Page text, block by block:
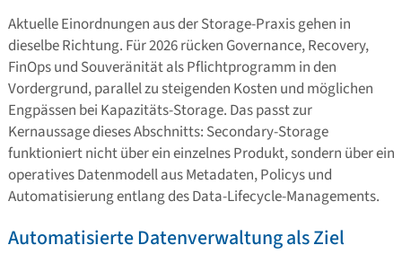
Aktuelle Einordnungen aus der Storage-Praxis gehen in
dieselbe Richtung. Für 2026 rücken Governance, Recovery,
FinOps und Souveränität als Pflichtprogramm in den
Vordergrund, parallel zu steigenden Kosten und möglichen
Engpässen bei Kapazitäts-Storage. Das passt zur
Kernaussage dieses Abschnitts: Secondary-Storage
funktioniert nicht über ein einzelnes Produkt, sondern über ein
operatives Datenmodell aus Metadaten, Policys und
Automatisierung entlang des Data-Lifecycle-Managements.
Automatisierte Datenverwaltung als Ziel